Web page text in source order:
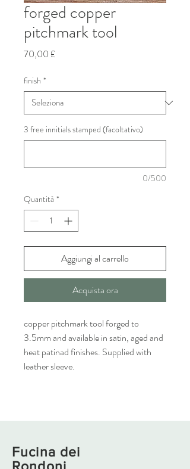
forged copper
pitchmark tool
70,00 £Prezzo
finish *
3 free innitials stamped (facoltativo)
0/500
Quantità *
Aggiungi al carrello
Acquista ora
copper pitchmark tool forged to
3.5mm and available in satin, aged and
heat patinad finishes. Supplied with
leather sleeve.
Fucina dei
Rondoni